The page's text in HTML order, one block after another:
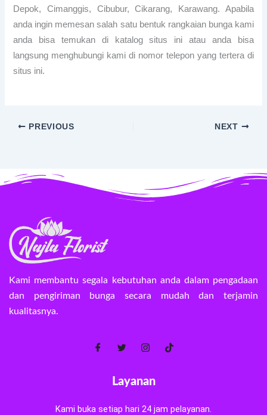
Depok, Cimanggis, Cibubur, Cikarang, Karawang. Apabila
anda ingin memesan salah satu bentuk rangkaian bunga kami
anda bisa temukan di katalog situs ini atau anda bisa
langsung menghubungi kami di nomor telepon yang tertera di
situs ini.
PREVIOUS NEXT
Kami membantu segala kebutuhan anda dalam pengadaan
dan pengiriman bunga secara mudah dan terjamin
kualitasnya.
Layanan
Kami buka setiap hari 24 jam pelayanan.